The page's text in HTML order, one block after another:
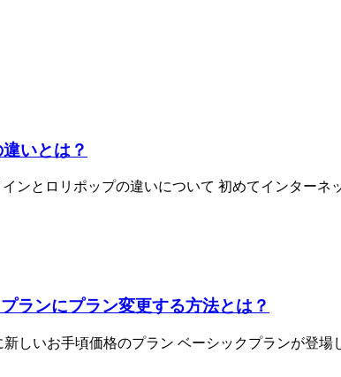
いとは？
ンとロリポップの違いについて 初めてインター
ランにプラン変更する方法とは？
新しいお手頃価格のプラン ベーシックプランが登